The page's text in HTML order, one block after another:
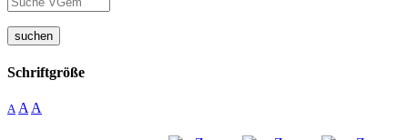
suchen
Schriftgröße
A A A